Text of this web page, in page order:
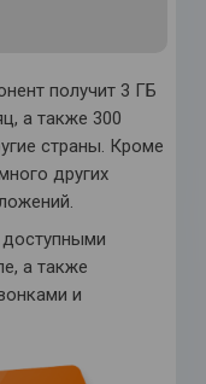
получит 3 ГБ
а также 300
страны. Кроме
других
доступными
а также
и